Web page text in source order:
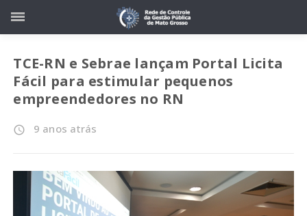
TCE-RN e Sebrae lançam Portal Licita
Fácil para estimular pequenos
empreendedores no RN
access_time 9 anos atrás